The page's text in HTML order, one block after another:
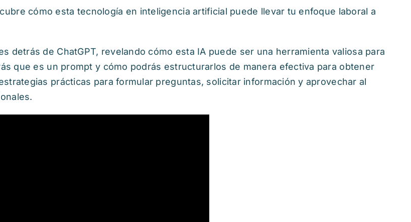
cómo esta tecnología en inteligencia artificial puede llevar tu enfoque laboral a
detrás de ChatGPT, revelando cómo esta IA puede ser una herramienta valiosa para
que es un prompt y cómo podrás estructurarlos de manera efectiva para obtener
prácticas para formular preguntas, solicitar información y aprovechar al